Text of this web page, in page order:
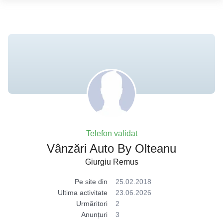
Telefon validat
Vânzări Auto By Olteanu
Giurgiu Remus
Pe site din
25.02.2018
Ultima activitate
23.06.2026
Urmăritori
2
Anunțuri
3